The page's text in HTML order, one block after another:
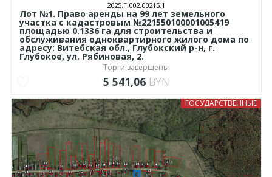
2025.Г.002.00215.1
Лот №1. Право аренды на 99 лет земельного
участка с кадастровым №221550100001005419
площадью 0.1336 га для строительства и
обслуживания одноквартирного жилого дома по
адресу: Витебская обл., Глубокский р-н, г.
Глубокое, ул. Рябиновая, 2.
Торги завершены
5 541,06 BYN
ГОСУДАРСТВЕННЫЕ